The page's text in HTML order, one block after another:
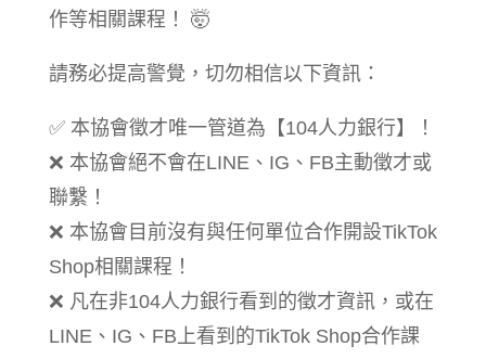
作等相關課程！ 🤯
請務必提高警覺，切勿相信以下資訊：
✅ 本協會徵才唯一管道為【104人力銀行】！
❌ 本協會絕不會在LINE、IG、FB主動徵才或
聯繫！
❌ 本協會目前沒有與任何單位合作開設TikTok
Shop相關課程！
❌ 凡在非104人力銀行看到的徵才資訊，或在
LINE、IG、FB上看到的TikTok Shop合作課